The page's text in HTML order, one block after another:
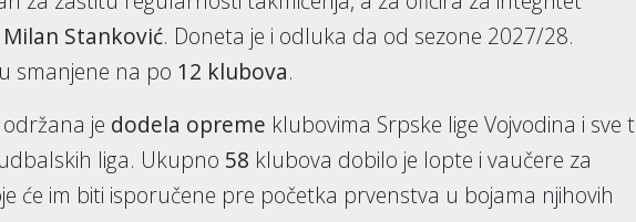
Milan Stanković. Doneta je i odluka da od sezone 2027/28.
smanjene na po 12 klubova.
je dodela opreme klubovima Srpske lige Vojvodina i sve
liga. Ukupno 58 klubova dobilo je lopte i vaučere za
će im biti isporučene pre početka prvenstva u bojama njihovih